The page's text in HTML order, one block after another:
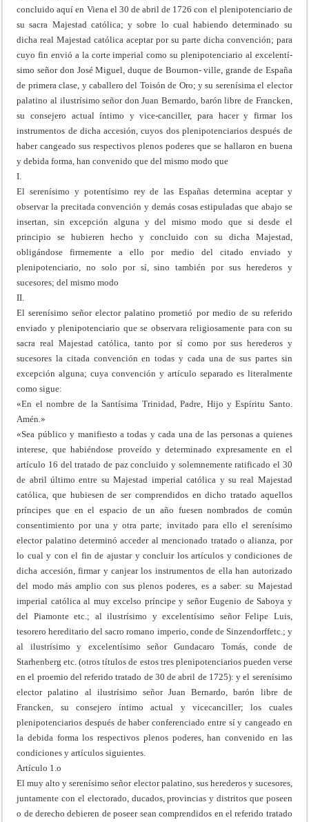
concluido aquí en Viena el 30 de abril de 1726 con el plenipotenciario de
su sacra Majestad católica; y sobre lo cual habiendo determinado su
dicha real Majestad católica aceptar por su parte dicha convención; para
cuyo fin envió a la corte imperial como su plenipotenciario al excelentí-
simo señor don José Miguel, duque de Bournon- ville, grande de España
de primera clase, y caballero del Toisón de Oro; y su serenísima el elector
palatino al ilustrísimo señor don Juan Bernardo, barón libre de Francken,
su consejero actual íntimo y vice-canciller, para hacer y firmar los
instrumentos de dicha accesión, cuyos dos plenipotenciarios después de
haber cangeado sus respectivos plenos poderes que se hallaron en buena
y debida forma, han convenido que del mismo modo que
I.
El serenísimo y potentísimo rey de las Españas determina aceptar y
observar la precitada convención y demás cosas estipuladas que abajo se
insertan, sin excepción alguna y del mismo modo que si desde el
principio se hubieren hecho y concluido con su dicha Majestad,
obligándose firmemente a ello por medio del citado enviado y
plenipotenciario, no solo por sí, sino también por sus herederos y
sucesores; del mismo modo
II.
El serenísimo señor elector palatino prometió por medio de su referido
enviado y plenipotenciario que se observara religiosamente para con su
sacra real Majestad católica, tanto por sí como por sus herederos y
sucesores la citada convención en todas y cada una de sus partes sin
excepción alguna; cuya convención y artículo separado es literalmente
como sigue:
«En el nombre de la Santísima Trinidad, Padre, Hijo y Espíritu Santo.
Amén.»
«Sea público y manifiesto a todas y cada una de las personas a quienes
interese, que habiéndose proveído y determinado expresamente en el
artículo 16 del tratado de paz concluido y solemnemente ratificado el 30
de abril último entre su Majestad imperial católica y su real Majestad
católica, que hubiesen de ser comprendidos en dicho tratado aquellos
príncipes que en el espacio de un año fuesen nombrados de común
consentimiento por una y otra parte; invitado para ello el serenísimo
elector palatino determinó acceder al mencionado tratado o alianza, por
lo cual y con el fin de ajustar y concluir los artículos y condiciones de
dicha accesión, firmar y canjear los instrumentos de ella han autorizado
del modo más amplio con sus plenos poderes, es a saber: su Majestad
imperial católica al muy excelso príncipe y señor Eugenio de Saboya y
del Piamonte etc.; al ilustrísimo y excelentísimo señor Felipe Luis,
tesorero hereditario del sacro romano imperio, conde de Sinzendorffetc.; y
al ilustrísimo y excelentísimo señor Gundacaro Tomás, conde de
Starhenberg etc. (otros títulos de estos tres plenipotenciarios pueden verse
en el proemio del referido tratado de 30 de abril de 1725): y el serenísimo
elector palatino al ilustrísimo señor Juan Bernardo, barón libre de
Francken, su consejero íntimo actual y vicecanciller; los cuales
plenipotenciarios después de haber conferenciado entre sí y cangeado en
la debida forma los respectivos plenos poderes, han convenido en las
condiciones y artículos siguientes.
Artículo 1.o
El muy alto y serenísimo señor elector palatino, sus herederos y sucesores,
juntamente con el electorado, ducados, provincias y distritos que poseen
o de derecho debieren de poseer sean comprendidos en el referido tratado